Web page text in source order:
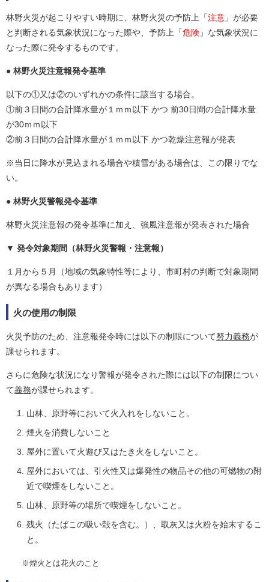
林野火災が起こりやすい時期に、林野火災の予防上「注意 」が必要
と判断される気象状況になった際や、予防上「危険 」な気象状況に
なった際に発令するものです。
林野火災注意報発令基準
以下の①又は②のいずれかの条件に該当する場合。
①前３日間の合計降水量が１ｍｍ以下 かつ 前30日間の合計降水量
が30ｍｍ以下
②前３日間の合計降水量が１ｍｍ以下 かつ乾燥注意報が発表
※当日に降水が見込まれる場合や積雪がある場合は、この限りでな
い。
林野火災警報発令基準
林野火災注意報の発令基準に加え、強風注意報が発表された場合
発令対象期間（林野火災警報・注意報）
１月から５月（地域の気象特性等により、市町村の判断で対象期間
が異なる場合もあります）
火の使用の制限
火災予防のため、注意報発令時には以下の制限について努力義務が
課せられます。
さらに危険な状況になり警報が発令された際には以下の制限につい
て義務が課せられます。
山林、原野等において火入れをしないこと。
煙火を消費しないこと
屋外に置いて火遊び又はたき火をしないこと。
屋外においては、引火性又は爆発性の物品その他の可燃物の附
近で喫煙をしないこと。
山林、原野等の場所で喫煙をしないこと。
残火（たばこの吸い殻を含む。）、取灰又は火粉を始末するこ
と。
※煙火とは花火のこと